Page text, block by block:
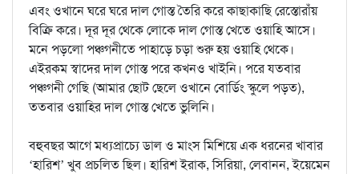
এবং ওখানে ঘরে ঘরে দাল গোস্ত তৈরি করে কাছাকাছি রেস্তোরাঁয়
বিক্রি করে। দূর দূর থেকে লোকে দাল গোস্ত খেতে ওয়াহি আসে।
মনে পড়লো পঞ্চগনীতে পাহাড়ে চড়া শুরু হয় ওয়াহি থেকে।
এইরকম স্বাদের দাল গোস্ত পরে কখনও খাইনি। পরে যতবার
পঞ্চগনী গেছি (আমার ছোট ছেলে ওখানে বোর্ডিং স্কুলে পড়ত),
ততবার ওয়াহির দাল গোস্ত খেতে ভুলিনি।
বহুবছর আগে মধ্যপ্রাচ্যে ডাল ও মাংস মিশিয়ে এক ধরনের খাবার
‘হারিশ’ খুব প্রচলিত ছিল। হারিশ ইরাক, সিরিয়া, লেবানন, ইয়েমেন